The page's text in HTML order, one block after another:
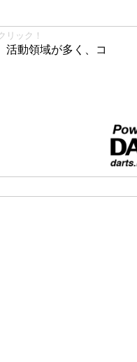
リック！
活動領域が多く、コ